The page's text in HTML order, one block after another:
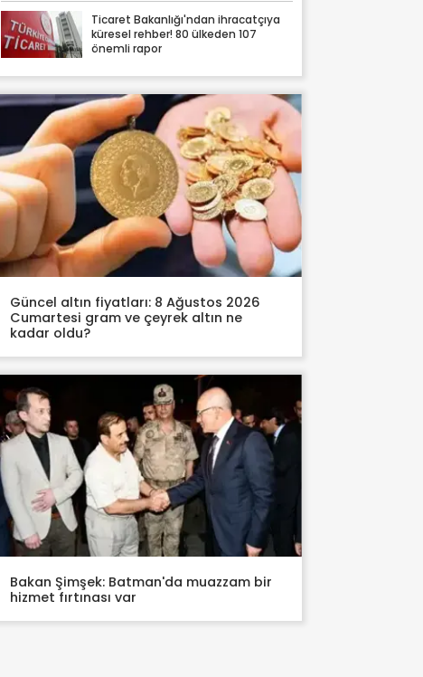
Ticaret Bakanlığı'ndan ihracatçıya
küresel rehber! 80 ülkeden 107
önemli rapor
Güncel altın fiyatları: 8 Ağustos 2026
Cumartesi gram ve çeyrek altın ne
kadar oldu?
Bakan Şimşek: Batman'da muazzam bir
hizmet fırtınası var